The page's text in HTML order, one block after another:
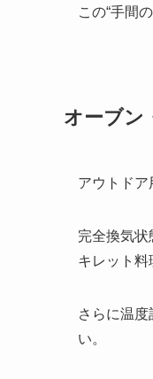
この“手間
オーブン
アウトドア
完全換気状
キレット料
さらに温
い。